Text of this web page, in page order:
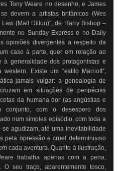
Tony Weare no desenho, e James
devem a artistas britânicos (Wes
(Matt Dillon)”, de Harry Bishop –
no Sunday Express e no Daily
opiniões divergentes a respeito da
caso à parte, quer em relação ao
à generalidade dos protagonistas e
Existe um “estilo Marriott”,
jamais vulgar: a genealogia de
em situações de peripécias
da humana dor (as angústias e
conjunto, com o desespero dos
num simples episódio, com toda a
agudizam, até uma inevitabilidade
pela opressão e cruel determinismo
cada aventura. Quanto à ilustração,
trabalha apenas com a pena,
O seu traço, aparentemente tosco,